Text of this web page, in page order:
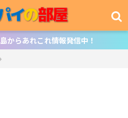
からあれこれ情報発信中！